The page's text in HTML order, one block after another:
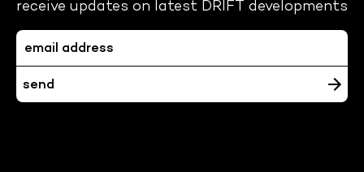
receive updates on latest DRIFT developments